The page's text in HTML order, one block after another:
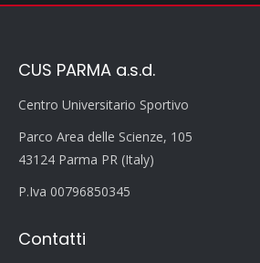
CUS PARMA a.s.d.
Centro Universitario Sportivo
Parco Area delle Scienze, 105
43124 Parma PR (Italy)
P.Iva 00796850345
Contatti